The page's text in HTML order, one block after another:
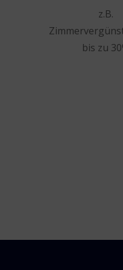
z.B.
bis zu